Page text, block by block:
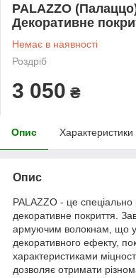
PALAZZO
Декоративне
Немає в наявності
Роздріб
3 050 ₴
Опис Характеристики
Опис
PALAZZO - це
декоративне покриття.
армуючим волокнам, що у
декоративного ефекту,
характеристиками
дозволяє отримати